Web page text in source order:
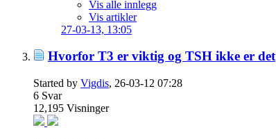
Vis alle innlegg
Vis artikler
27-03-13, 13:05
Hvorfor T3 er viktig og TSH ikke er det
Started by Vigdis, 26-03-12 07:28
6 Svar
12,195 Visninger